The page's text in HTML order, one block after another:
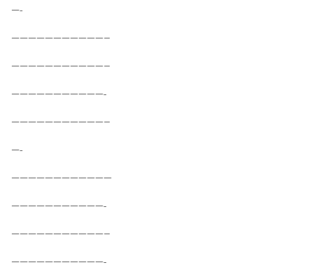
—-
———————————–
———————————–
———————————-
———————————–
—-
————————————
———————————-
———————————–
———————————-